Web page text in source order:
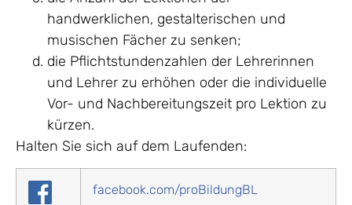
handwerklichen, gestalterischen und
musischen Fächer zu senken;
die Pflichtstundenzahlen der Lehrerinnen
und Lehrer zu erhöhen oder die individuelle
Vor- und Nachbereitungszeit pro Lektion zu
kürzen.
Halten Sie sich auf dem Laufenden:
facebook.com/proBildungBL